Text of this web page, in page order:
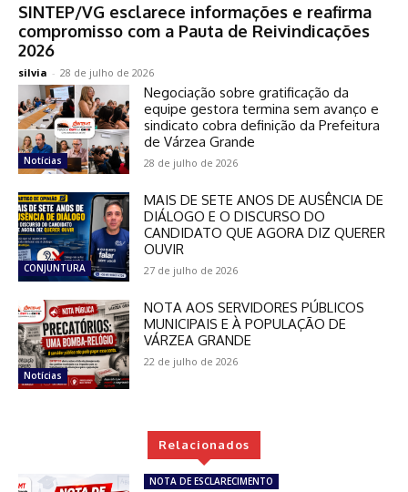
SINTEP/VG esclarece informações e reafirma
compromisso com a Pauta de Reivindicações
2026
silvia - 28 de julho de 2026
Notícias
Negociação sobre gratificação da
equipe gestora termina sem avanço e
sindicato cobra definição da Prefeitura
de Várzea Grande
28 de julho de 2026
CONJUNTURA
MAIS DE SETE ANOS DE AUSÊNCIA DE
DIÁLOGO E O DISCURSO DO
CANDIDATO QUE AGORA DIZ QUERER
OUVIR
27 de julho de 2026
Notícias
NOTA AOS SERVIDORES PÚBLICOS
MUNICIPAIS E À POPULAÇÃO DE
VÁRZEA GRANDE
22 de julho de 2026
Relacionados
NOTA DE ESCLARECIMENTO